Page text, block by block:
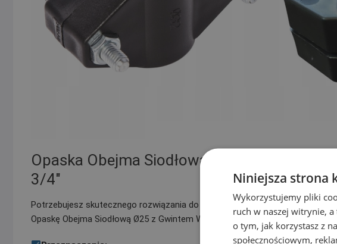
Opaska Obejma Siodłowa na Rurę PE/PVC
3/4″
Potrzebujesz skutecznego rozwiązania do tworzenia rozgałęzień od rur PE i
Opaskę Obejma Siodłową Ø25 z Gwintem Wewnętrznym 3/4″.
Niniejsza strona
Wykorzystujemy pliki
ruch w naszej witrynie,
o tym, jak korzystasz z
społecznościowym,